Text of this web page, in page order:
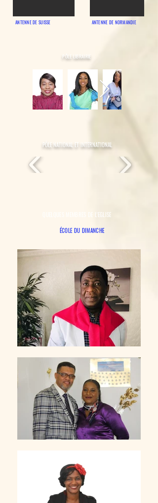
ANTENNE DE SUISSE ANTENNE DE NORMANDIE
PÔLE LIBRAIRIE
PÔLE NATIONAL ET INTERNATIONAL
QUELQUES MEMBRES DE L'EGLISE
ÉCOLE DU DIMANCHE